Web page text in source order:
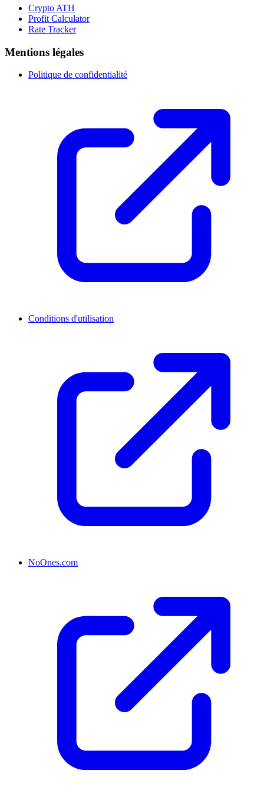
Crypto ATH
Profit Calculator
Rate Tracker
Mentions légales
Politique de confidentialité
Conditions d'utilisation
NoOnes.com